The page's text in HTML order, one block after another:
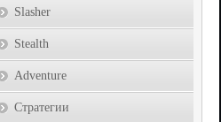
Slasher
Stealth
Adventure
Стратегии